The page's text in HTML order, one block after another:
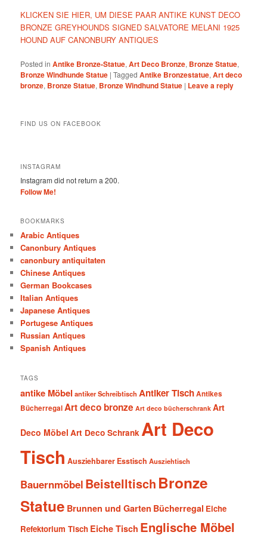
KLICKEN SIE HIER, UM DIESE PAAR ANTIKE KUNST DECO
BRONZE GREYHOUNDS SIGNED SALVATORE MELANI 1925
HOUND AUF CANONBURY ANTIQUES
Posted in Antike Bronze-Statue,Art Deco Bronze, Bronze Statue,
Bronze Windhunde Statue |Tagged Antike Bronzestatue,Art deco
bronze, Bronze Statue, Bronze Windhund Statue | Leave a reply
FIND US ON FACEBOOK
INSTAGRAM
Instagram did not return a 200.
Follow Me!
BOOKMARKS
Arabic Antiques
Canonbury Antiques
canonbury antiquitaten
Chinese Antiques
German Bookcases
Italian Antiques
Japanese Antiques
Portugese Antiques
Russian Antiques
Spanish Antiques
TAGS
antike Möbel antiker Schreibtisch Antiker TischAntikes
BücherregalArt deco bronze Art deco bücherschrank Art
Deco Möbel Art Deco Schrank Art Deco
Tisch Ausziehbarer Esstisch Ausziehtisch
Bauernmöbel Beistelltisch Bronze
Statue Brunnen und Garten Bücherregal Eiche
Refektorium Tisch Eiche Tisch Englische Möbel